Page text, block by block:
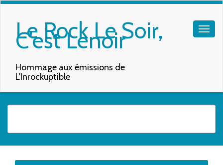
Le Rock Le Soir,
C'est Lenoir
Hommage aux émissions de
L'Inrockuptible